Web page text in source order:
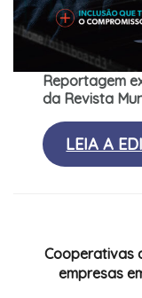
Reportagem
da Revista
LEIA A
Cooperativas
empresas